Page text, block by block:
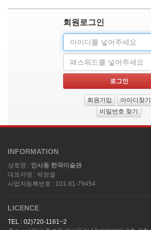
회원로그인
아
이
스
드
로그인
회원가입
아이디찾기
비밀번호 찾기
INFORMATION
상호명 : 인사동 한국미술관
대표자명 : 박정열
사업자등록번호 : 101-81-79454
LICENCE
TEL : 02)720-1161~2